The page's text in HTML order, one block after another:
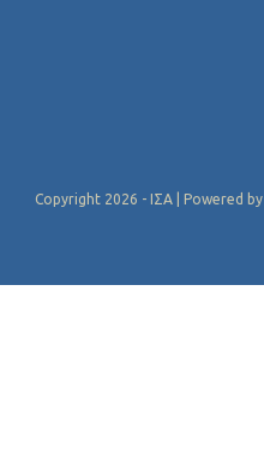
Copyright 2026 - ΙΣΑ | Powered by